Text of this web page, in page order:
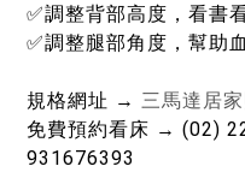
✅調整背部高度，看書
✅調整腿部角度，幫助
規格網址 → 三馬達居
免費預約看床 → (02)
931676393